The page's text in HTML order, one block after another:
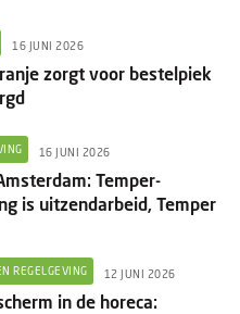
16 JUNI 2026
zorgt voor bestelpiek
16 JUNI 2026
Temper-
is uitzendarbeid, Temper
REGELGEVING 12 JUNI 2026
in de horeca: